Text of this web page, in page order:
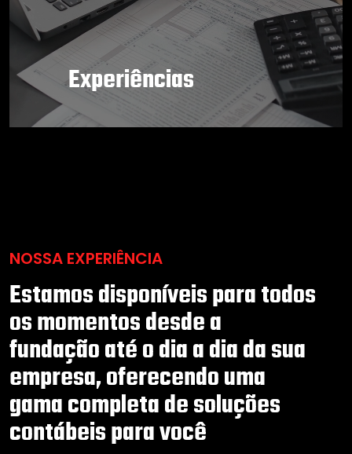
Experiências
NOSSA EXPERIÊNCIA
Estamos disponíveis para todos
os momentos desde a
fundação até o dia a dia da sua
empresa, oferecendo uma
gama completa de soluções
contábeis para você